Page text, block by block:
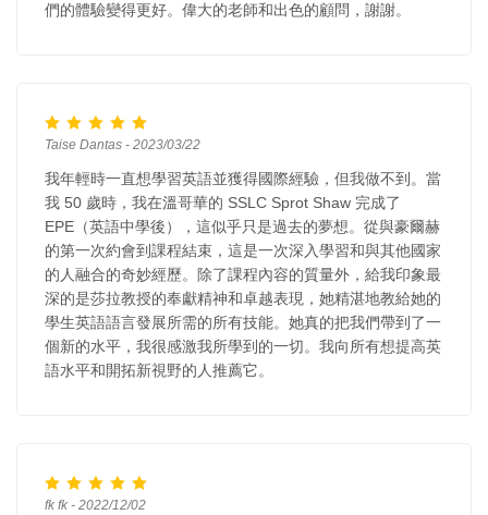
們的體驗變得更好。偉大的老師和出色的顧問，謝謝。
Taise Dantas - 2023/03/22
我年輕時一直想學習英語並獲得國際經驗，但我做不到。當
我 50 歲時，我在溫哥華的 SSLC Sprot Shaw 完成了
EPE（英語中學後），這似乎只是過去的夢想。從與豪爾赫
的第一次約會到課程結束，這是一次深入學習和與其他國家
的人融合的奇妙經歷。除了課程內容的質量外，給我印象最
深的是莎拉教授的奉獻精神和卓越表現，她精湛地教給她的
學生英語語言發展所需的所有技能。她真的把我們帶到了一
個新的水平，我很感激我所學到的一切。我向所有想提高英
語水平和開拓新視野的人推薦它。
fk fk - 2022/12/02